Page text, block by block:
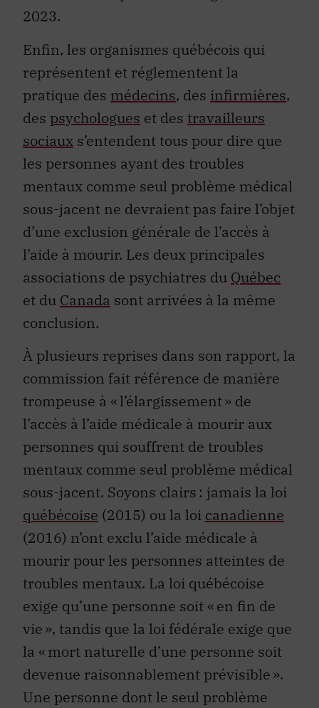
2023.
Enfin, les organismes québécois qui
représentent et réglementent la
pratique des médecins, des infirmières,
des psychologues et des travailleurs
sociaux s’entendent tous pour dire que
les personnes ayant des troubles
mentaux comme seul problème médical
sous-jacent ne devraient pas faire l’objet
d’une exclusion générale de l’accès à
l’aide à mourir. Les deux principales
associations de psychiatres du Québec
et du Canada sont arrivées à la même
conclusion.
À plusieurs reprises dans son rapport, la
commission fait référence de manière
trompeuse à « l’élargissement» de
l’accès à l’aide médicale à mourir aux
personnes qui souffrent de troubles
mentaux comme seul problème médical
sous-jacent. Soyons clairs : jamais la loi
québécoise (2015) ou la loi canadienne
(2016) n’ont exclu l’aide médicale à
mourir pour les personnes atteintes de
troubles mentaux. La loi québécoise
exige qu’une personne soit « en fin de
vie », tandis que la loi fédérale exige que
la « mort naturelle d’une personne soit
devenue raisonnablement prévisible ».
Une personne dont le seul problème